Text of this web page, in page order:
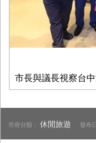
市長與議長視察台
市府分類：休閒旅遊 發布